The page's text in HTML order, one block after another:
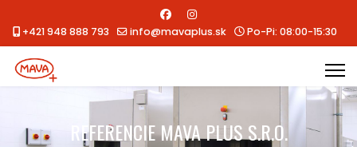
+421 948 888 793 info@mavaplus.sk Po-Pi: 08:00-15:30
REFERENCIE MAVA PLUS S.R.O.